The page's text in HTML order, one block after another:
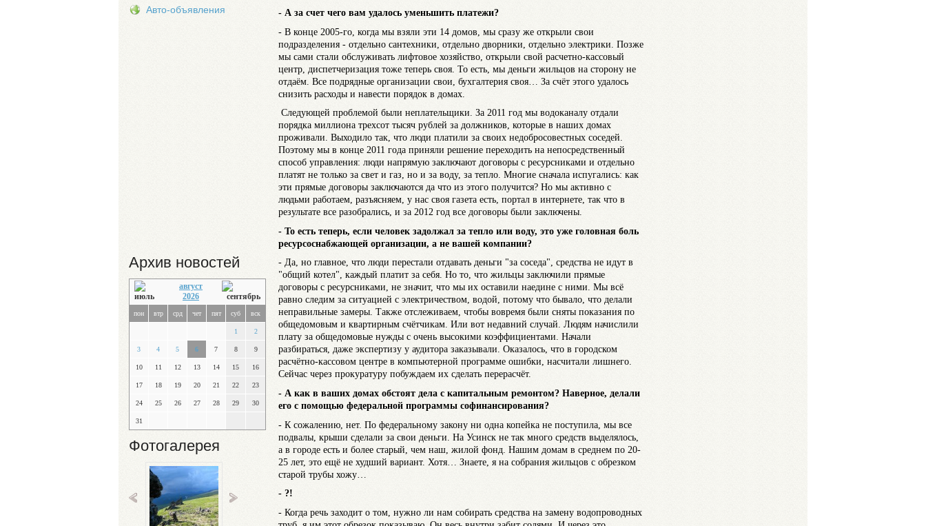
Авто-объявления
Архив новостей
август
2026
пон втр срд чет пят суб вск
1 2
3 4 5 6 7 8 9
10 11 12 13 14 15 16
17 18 19 20 21 22 23
24 25 26 27 28 29 30
31
Фотогалерея
- А за счет чего вам удалось уменьшить платежи?
- В конце 2005-го, когда мы взяли эти 14 домов, мы сразу же открыли свои
подразделения - отдельно сантехники, отдельно дворники, отдельно электрики. Позже
мы сами стали обслуживать лифтовое хозяйство, открыли свой расчетно-кассовый
центр, диспетчеризация тоже теперь своя. То есть, мы деньги жильцов на сторону не
отдаём. Все подрядные организации свои, бухгалтерия своя… За счёт этого удалось
снизить расходы и навести порядок в домах.
Следующей проблемой были неплательщики. За 2011 год мы водоканалу отдали
порядка миллиона трехсот тысяч рублей за должников, которые в наших домах
проживали. Выходило так, что люди платили за своих недобросовестных соседей.
Поэтому мы в конце 2011 года приняли решение переходить на непосредственный
способ управления: люди напрямую заключают договоры с ресурсниками и отдельно
платят не только за свет и газ, но и за воду, за тепло. Многие сначала испугались: как
эти прямые договоры заключаются да что из этого получится? Но мы активно с
людьми работаем, разъясняем, у нас своя газета есть, портал в интернете, так что в
результате все разобрались, и за 2012 год все договоры были заключены.
- То есть теперь, если человек задолжал за тепло или воду, это уже головная боль
ресурсоснабжающей организации, а не вашей компании?
- Да, но главное, что люди перестали отдавать деньги "за соседа", средства не идут в
"общий котел", каждый платит за себя. Но то, что жильцы заключили прямые
договоры с ресурсниками, не значит, что мы их оставили наедине с ними. Мы всё
равно следим за ситуацией с электричеством, водой, потому что бывало, что делали
неправильные замеры. Также отслеживаем, чтобы вовремя были сняты показания по
общедомовым и квартирным счётчикам. Или вот недавний случай. Людям начислили
плату за общедомовые нужды с очень высокими коэффициентами. Начали
разбираться, даже экспертизу у аудитора заказывали. Оказалось, что в городском
расчётно-кассовом центре в компьютерной программе ошибки, насчитали лишнего.
Сейчас через прокуратуру побуждаем их сделать перерасчёт.
- А как в ваших домах обстоят дела с капитальным ремонтом? Наверное, делали
его с помощью федеральной программы софинансирования?
- К сожалению, нет. По федеральному закону ни одна копейка не поступила, мы все
подвалы, крыши сделали за свои деньги. На Усинск не так много средств выделялось,
а в городе есть и более старый, чем наш, жилой фонд. Нашим домам в среднем по 20-
25 лет, это ещё не худший вариант. Хотя… Знаете, я на собрания жильцов с обрезком
старой трубы хожу…
- ?!
- Когда речь заходит о том, нужно ли нам собирать средства на замену водопроводных